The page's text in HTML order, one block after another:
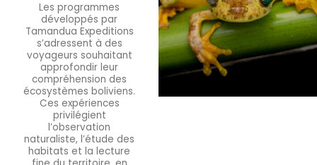
Les programmes
développés par
Tamandua Expeditions
s’adressent à des
voyageurs souhaitant
approfondir leur
compréhension des
écosystèmes boliviens.
Ces expériences
privilégient
l’observation
naturaliste, l’étude des
habitats et la lecture